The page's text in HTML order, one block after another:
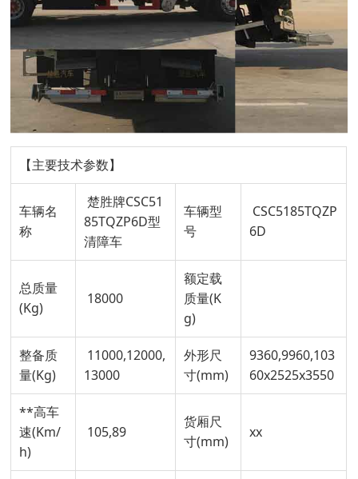
【主要技术参数】
车辆名
称
楚胜牌CSC51
85TQZP6D型
清障车
车辆型
号
CSC5185TQZP
6D
总质量
(Kg)
18000
额定载
质量(K
g)
整备质
量(Kg)
11000,12000,
13000
外形尺
寸(mm)
9360,9960,103
60x2525x3550
**高车
速(Km/
h)
105,89
货厢尺
寸(mm)
xx